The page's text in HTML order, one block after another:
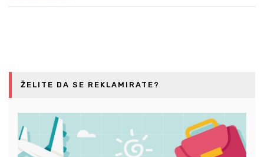
ŽELITE DA SE REKLAMIRATE?